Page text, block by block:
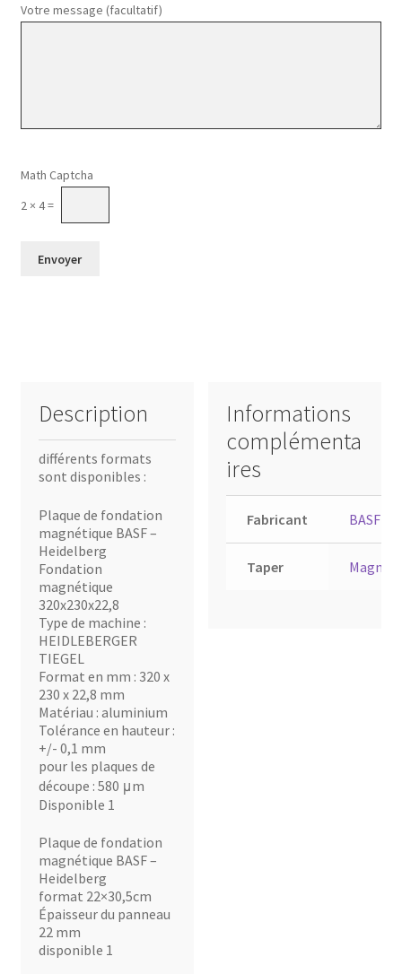
Votre message (facultatif)
Math Captcha
2 × 4 =
Description
différents formats
sont disponibles :
Plaque de fondation
magnétique BASF –
Heidelberg
Fondation
magnétique
320x230x22,8
Type de machine :
HEIDLEBERGER
TIEGEL
Format en mm : 320 x
230 x 22,8 mm
Matériau : aluminium
Tolérance en hauteur :
+/- 0,1 mm
pour les plaques de
découpe : 580 μm
Disponible 1
Plaque de fondation
magnétique BASF –
Heidelberg
format 22×30,5cm
Épaisseur du panneau
22 mm
disponible 1
Informations
complémenta
ires
Fabricant BASF –
Taper